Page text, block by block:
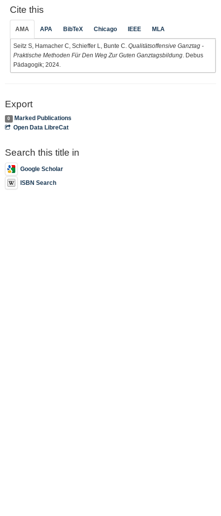
Cite this
AMA APA BibTeX Chicago IEEE MLA
Seitz S, Hamacher C, Schieffer L, Bunte C. Qualitätsoffensive Ganztag -
Praktische Methoden Für Den Weg Zur Guten Ganztagsbildung . Debus
Pädagogik; 2024.
Export
0
Marked Publications
Open Data LibreCat
Search this title in
Google Scholar
ISBN Search